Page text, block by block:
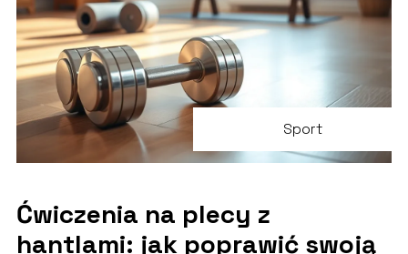
Sport
Ćwiczenia na plecy z
hantlami: jak poprawić swoją